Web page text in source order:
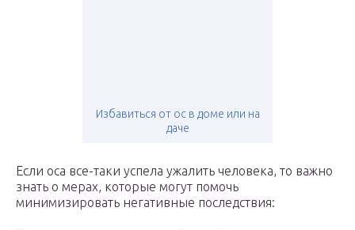
Избавиться от ос в доме или на
даче
Если оса все-таки успела ужалить человека, то важно
знать о мерах, которые могут помочь
минимизировать негативные последствия: